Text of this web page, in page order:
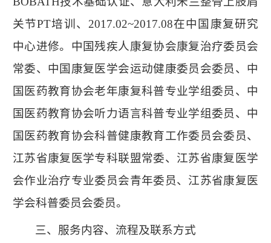
关节PT培训、 2017.02~2017.08在中国康复研究
中心进修。中国残疾人康复协会康复治疗委员会
常委、中国康复医学会运动健康委员会委员、中
国医药教育协会老年康复科普专业学组委员、中
国医药教育协会听力语言科普专业学组委员、中
国医药教育协会科普健康教育工作委员会委员、
江苏省康复医学专科联盟常委、江苏省康复医学
会作业治疗专业委员会青年委员、江苏省康复医
学会科普委员会委员。
三、服务内容、流程及联系方式